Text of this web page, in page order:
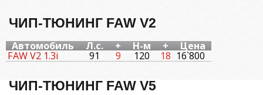
ЧИП-ТЮНИНГ FAW V2
Автомобиль Л.с. + Н-м + Цена
FAW V2 1.3i 91 9 120 18 16`800
ЧИП-ТЮНИНГ FAW V5